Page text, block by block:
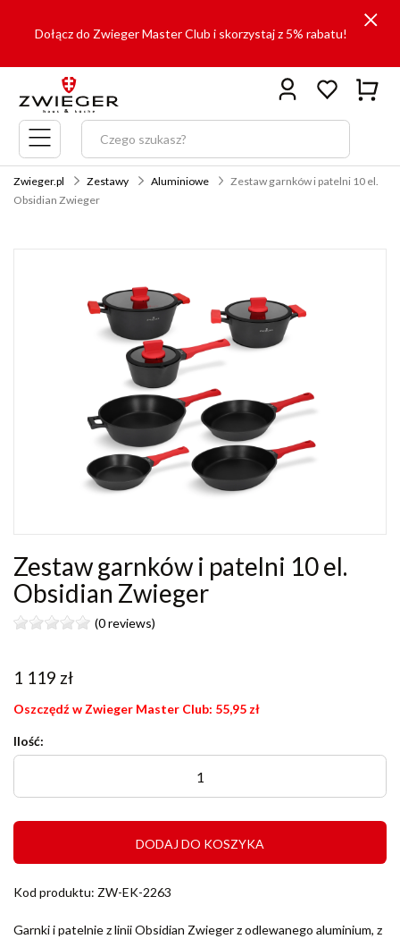
Dołącz do Zwieger Master Club i skorzystaj z 5% rabatu!
Menu
główne
Zwieger.pl Zestawy Aluminiowe
Zestaw garnków i patelni 10 el.
Obsidian Zwieger
Zestaw garnków i patelni 10 el.
Obsidian Zwieger
(0 reviews)
1 119 zł
Oszczędź w Zwieger Master Club: 55,95 zł
Ilość:
DODAJ DO KOSZYKA
Kod produktu: ZW-EK-2263
Garnki i patelnie z linii Obsidian Zwieger z odlewanego aluminium, z